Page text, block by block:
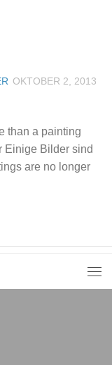
OKTOBER 2, 2013
than a painting
Einige Bilder sind
are no longer